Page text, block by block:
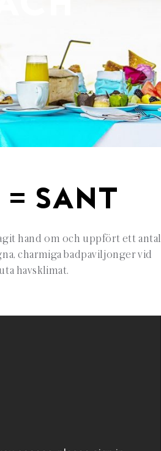
= SANT
hand om och uppfört ett antal
charmiga badpaviljonger vid
havsklimat.